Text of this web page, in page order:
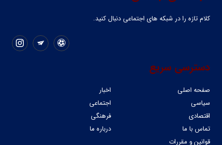
کلام تازه را در شبکه ‌های اجتماعی دنبال کنید.
دسترسی سریع
صفحه اصلی
اخبار
سیاسی
اجتماعی
اقتصادی
فرهنگی
تماس با ما
درباره ما
قوانین و مقررات